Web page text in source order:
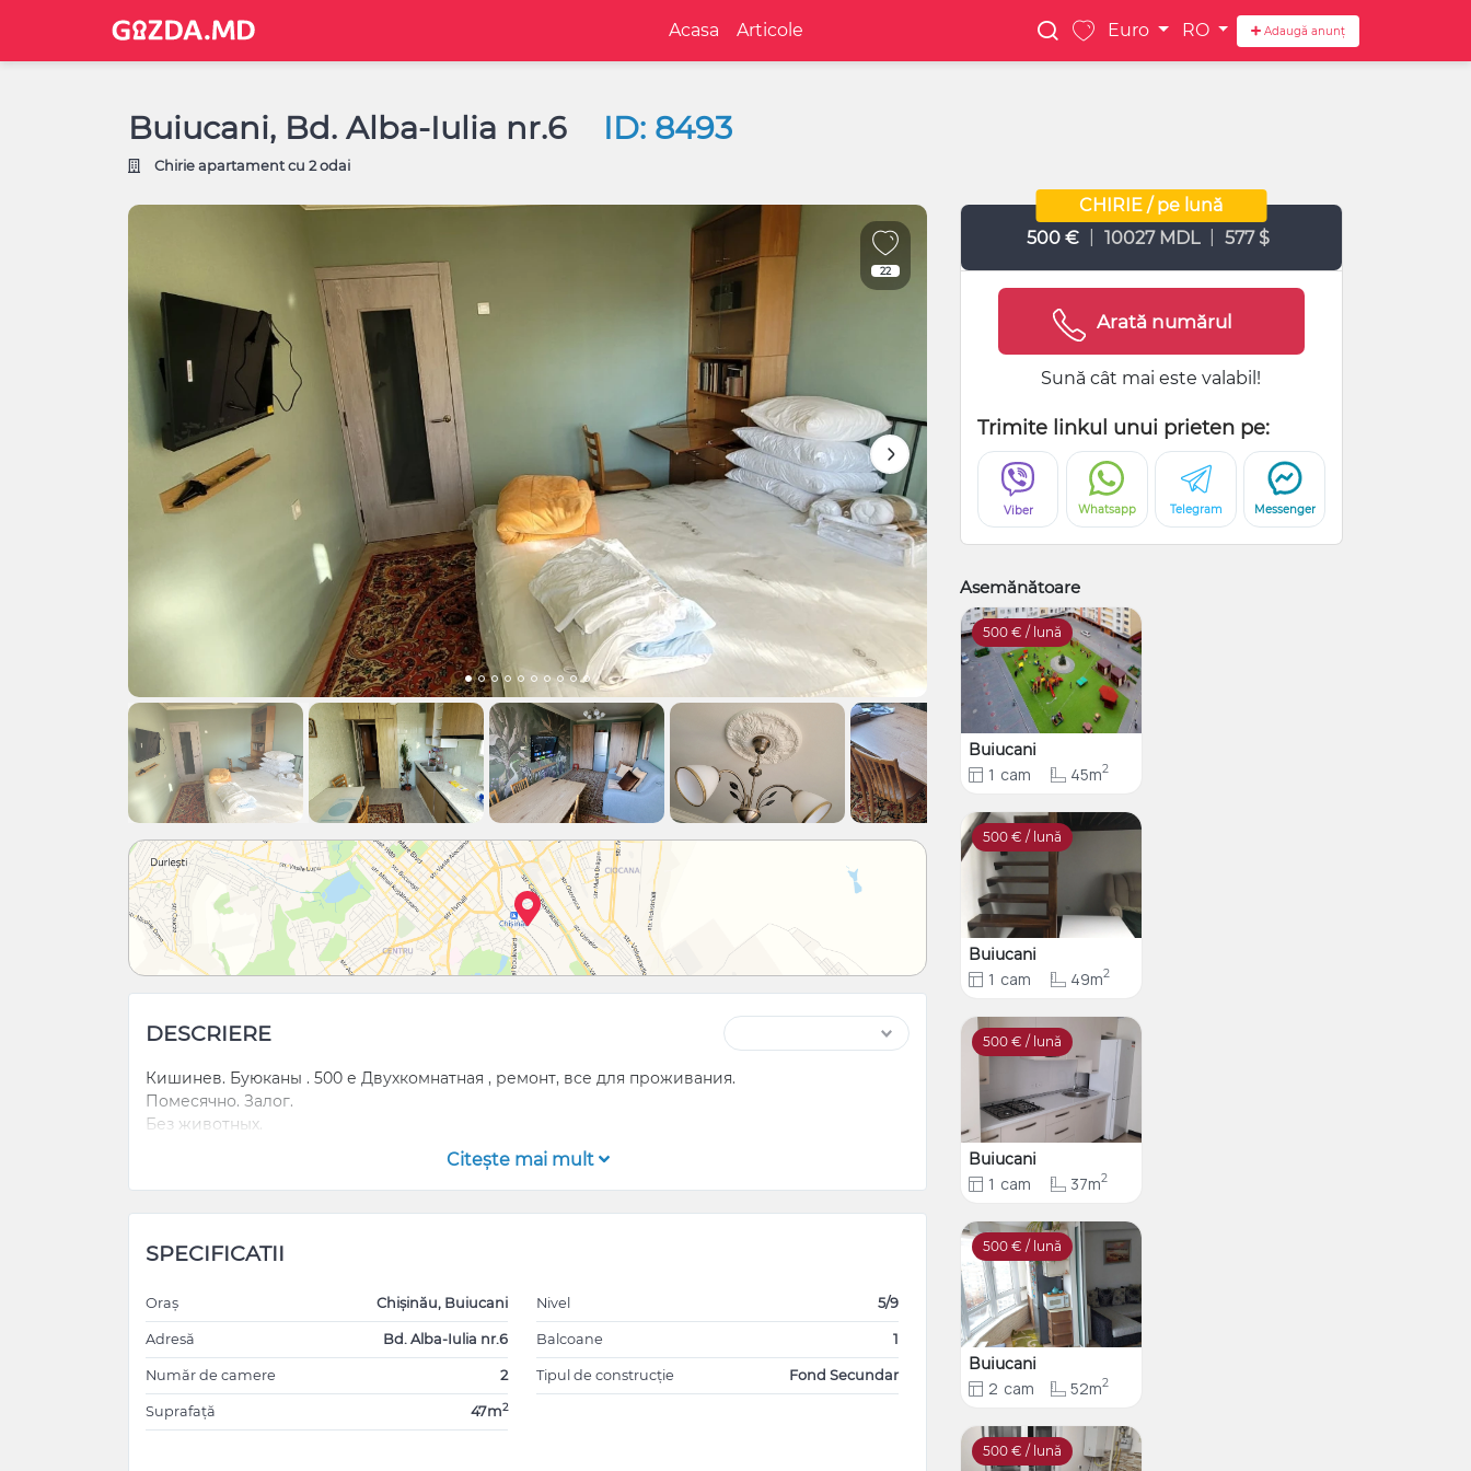
Acasa Articole Euro RO Adaugă anunț
Buiucani, Bd. Alba-Iulia nr.6 ID: 8493
Chirie apartament cu 2 odai
22
DESCRIERE
Кишинев. Буюканы . 500 е Двухкомнатная , ремонт, все для проживания.
Помесячно. Залог.
Без животных.
Citeşte mai mult
SPECIFICATII
Oraș Chișinău, Buiucani
Adresă Bd. Alba-Iulia nr.6
Număr de camere 2
Suprafață 47m2
Nivel 5/9
Balcoane 1
Tipul de construcție Fond Secundar
CHIRIE / pe lună
500 €
10027 MDL 577 $
Arată numărul
Sună cât mai este valabil!
Trimite linkul unui prieten pe:
Viber Whatsapp Telegram Messenger
Asemănătoare
500 € / lună
Buiucani
1 cam 45m2
500 € / lună
Buiucani
1 cam 49m2
500 € / lună
Buiucani
1 cam 37m2
500 € / lună
Buiucani
2 cam 52m2
500 € / lună